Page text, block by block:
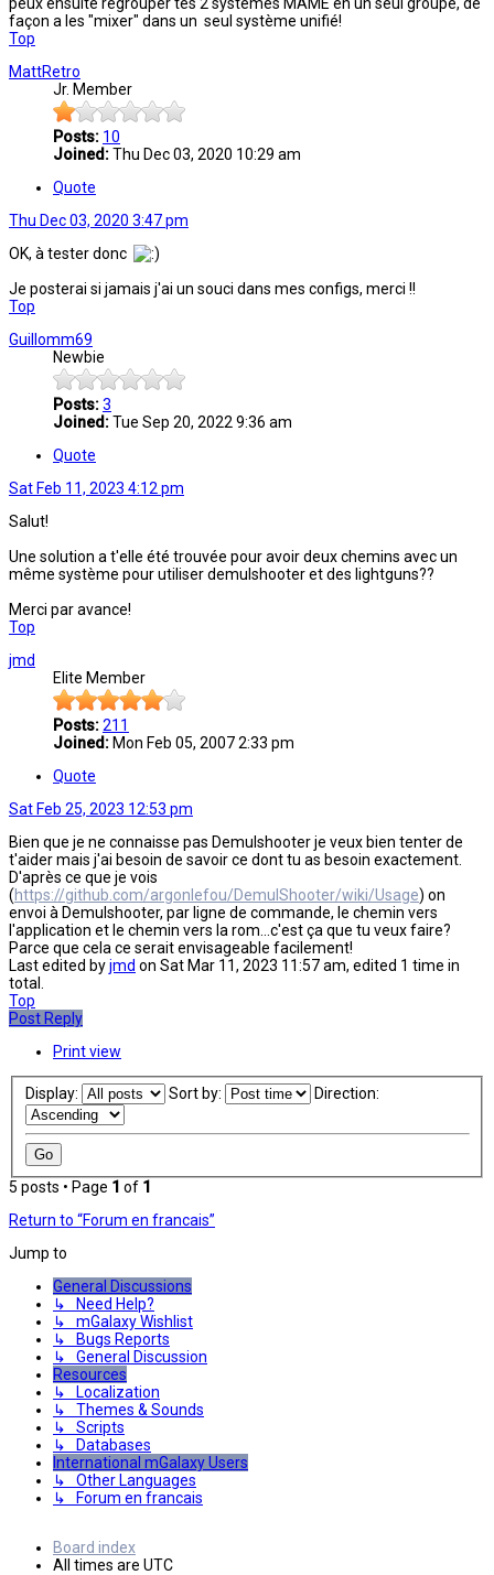
peux ensuite regrouper tes 2 systèmes MAME en un seul groupe, de
façon a les "mixer" dans un seul système unifié!
Top
MattRetro
Jr. Member
Posts: 10
Joined:Thu Dec 03, 2020 10:29 am
Quote
Thu Dec 03, 2020 3:47 pm
OK, à tester donc
Je posterai si jamais j'ai un souci dans mes configs, merci !!
Top
Guillomm69
Newbie
Posts:3
Joined:Tue Sep 20, 2022 9:36 am
Quote
Sat Feb 11, 2023 4:12 pm
Salut!
Une solution a t'elle été trouvée pour avoir deux chemins avec un
même système pour utiliser demulshooter et des lightguns??
Merci par avance!
Top
jmd
Elite Member
Posts:211
Joined: Mon Feb 05, 2007 2:33 pm
Quote
Sat Feb 25, 2023 12:53 pm
Bien que je ne connaisse pas Demulshooter je veux bien tenter de
t'aider mais j'ai besoin de savoir ce dont tu as besoin exactement.
D'après ce que je vois
(https://github.com/argonlefou/DemulShooter/wiki/Usage) on
envoi à Demulshooter, par ligne de commande, le chemin vers
l'application et le chemin vers la rom...c'est ça que tu veux faire?
Parce que cela ce serait envisageable facilement!
Last edited byjmd on Sat Mar 11, 2023 11:57 am, edited 1 time in
total.
Top
Post Reply
Print view
Display: Sort by: Direction:
5 posts • Page 1 of 1
Return to “Forum en francais”
Jump to
General Discussions
↳ Need Help?
↳ mGalaxy Wishlist
↳ Bugs Reports
↳ General Discussion
Resources
↳ Localization
↳ Themes & Sounds
↳ Scripts
↳ Databases
International mGalaxy Users
↳ Other Languages
↳ Forum en francais
Board index
All times are UTC